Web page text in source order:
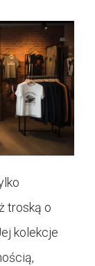
troską o
kolekcje